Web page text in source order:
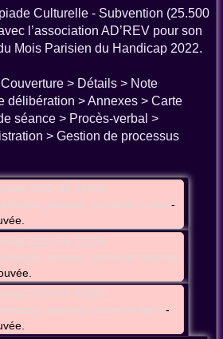
Culturelle - Subvention (25.500
l’association AD’REV pour son
Mois Parisien du Handicap 2022.
Couverture > Détails > Note
délibération > Annexes > Carte
séance > Procès-verbal >
> Gestion de processus
05-31t09-
-
05-31t09-
05-31t09-
-